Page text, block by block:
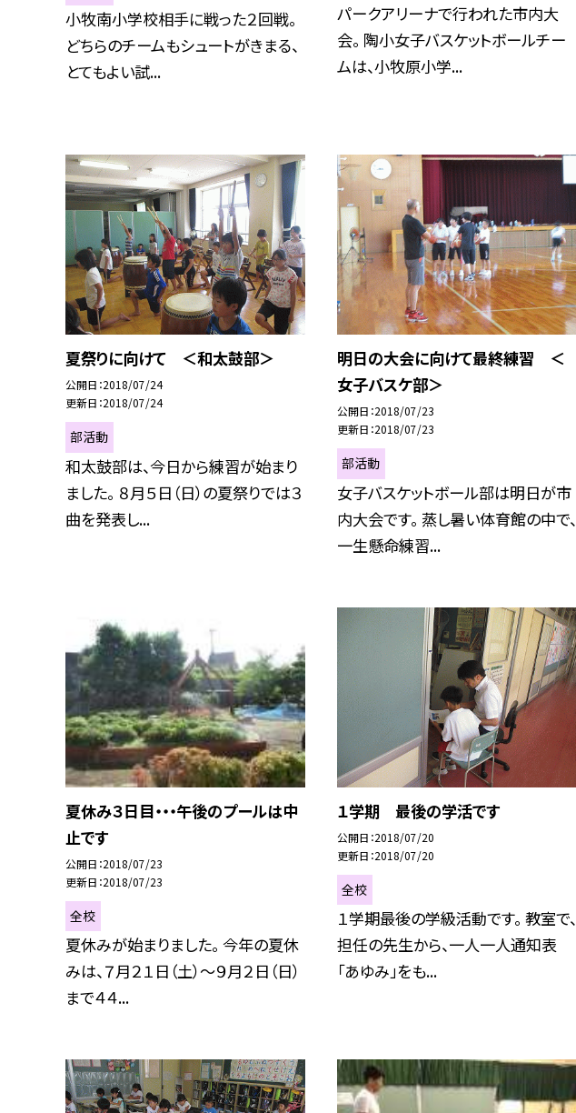
小牧南小学校相手に戦った２回戦。
どちらのチームもシュートがきまる、
とてもよい試...
パークアリーナで行われた市内大
会。 陶小女子バスケットボールチー
ムは、小牧原小学...
夏祭りに向けて ＜和太鼓部＞
公開日 2018/07/24
更新日 2018/07/24
部活動
和太鼓部は、今日から練習が始まり
ました。 ８月５日（日）の夏祭りでは３
曲を発表し...
明日の大会に向けて最終練習 ＜
女子バスケ部＞
公開日 2018/07/23
更新日 2018/07/23
部活動
女子バスケットボール部は明日が市
内大会です。 蒸し暑い体育館の中で、
一生懸命練習...
夏休み３日目・・・午後のプールは中
止です
公開日 2018/07/23
更新日 2018/07/23
全校
夏休みが始まりました。 今年の夏休
みは、７月２１日（土）〜９月２日（日）
まで４４...
１学期 最後の学活です
公開日 2018/07/20
更新日 2018/07/20
全校
１学期最後の学級活動です。 教室で、
担任の先生から、一人一人通知表
「あゆみ」をも...